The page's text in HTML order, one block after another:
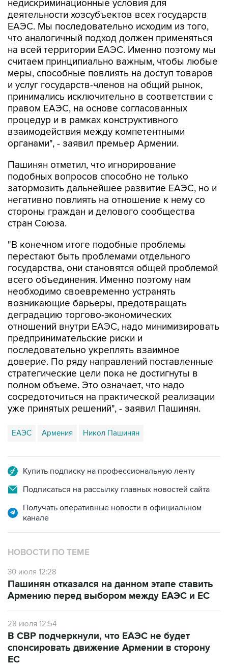
недискриминационные условия для
деятельности хозсубъектов всех государств
ЕАЭС. Мы последовательно исходим из того,
что аналогичный подход должен применяться
на всей территории ЕАЭС. Именно поэтому мы
считаем принципиально важным, чтобы любые
меры, способные повлиять на доступ товаров
и услуг государств-членов на общий рынок,
принимались исключительно в соответствии с
правом ЕАЭС, на основе согласованных
процедур и в рамках конструктивного
взаимодействия между компетентными
органами", - заявил премьер Армении.
Пашинян отметил, что игнорирование
подобных вопросов способно не только
затормозить дальнейшее развитие ЕАЭС, но и
негативно повлиять на отношение к нему со
стороны граждан и делового сообщества
стран Союза.
"В конечном итоге подобные проблемы
перестают быть проблемами отдельного
государства, они становятся общей проблемой
всего объединения. Именно поэтому нам
необходимо своевременно устранять
возникающие барьеры, предотвращать
деградацию торгово-экономических
отношений внутри ЕАЭС, надо минимизировать
предпринимательские риски и
последовательно укреплять взаимное
доверие. По ряду направлений поставленные
стратегические цели пока не достигнуты в
полном объеме. Это означает, что надо
сосредоточиться на практической реализации
уже принятых решений", - заявил Пашинян.
ЕАЭС Армения Никол Пашинян
Купить подписку на профессиональную ленту
Подписаться на рассылку главных новостей сайта
Получать оперативные новости в официальном
канале
НОВОСТИ ПО ТЕМЕ
30 июля 12:28
Пашинян отказался на данном этапе ставить
Армению перед выбором между ЕАЭС и ЕС
28 июля 12:54
В СВР подчеркнули, что ЕАЭС не будет
спонсировать движение Армении в сторону
ЕС